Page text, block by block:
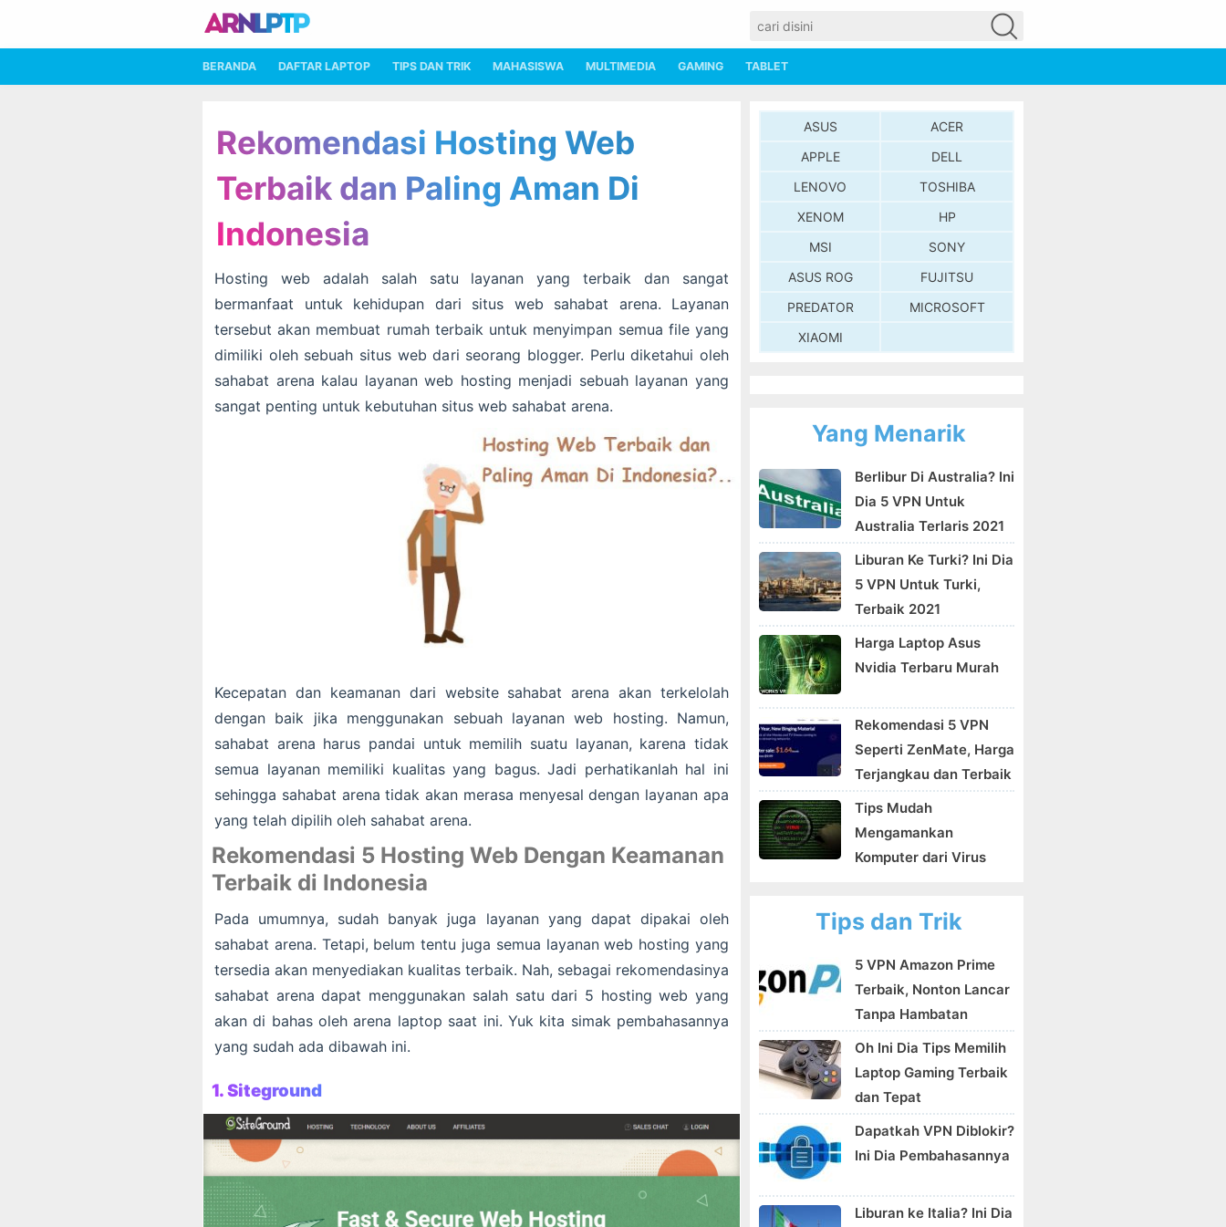
BERANDA DAFTAR LAPTOP TIPS DAN TRIK MAHASISWA MULTIMEDIA GAMING TABLET
Rekomendasi Hosting Web
Terbaik dan Paling Aman Di
Indonesia
Hosting web adalah salah satu layanan yang terbaik dan sangat
bermanfaat untuk kehidupan dari situs web sahabat arena. Layanan
tersebut akan membuat rumah terbaik untuk menyimpan semua file yang
dimiliki oleh sebuah situs web dari seorang blogger. Perlu diketahui oleh
sahabat arena kalau layanan web hosting menjadi sebuah layanan yang
sangat penting untuk kebutuhan situs web sahabat arena.
Kecepatan dan keamanan dari website sahabat arena akan terkelolah
dengan baik jika menggunakan sebuah layanan web hosting. Namun,
sahabat arena harus pandai untuk memilih suatu layanan, karena tidak
semua layanan memiliki kualitas yang bagus. Jadi perhatikanlah hal ini
sehingga sahabat arena tidak akan merasa menyesal dengan layanan apa
yang telah dipilih oleh sahabat arena.
Rekomendasi 5 Hosting Web Dengan Keamanan
Terbaik di Indonesia
Pada umumnya, sudah banyak juga layanan yang dapat dipakai oleh
sahabat arena. Tetapi, belum tentu juga semua layanan web hosting yang
tersedia akan menyediakan kualitas terbaik. Nah, sebagai rekomendasinya
sahabat arena dapat menggunakan salah satu dari 5 hosting web yang
akan di bahas oleh arena laptop saat ini. Yuk kita simak pembahasannya
yang sudah ada dibawah ini.
1. Siteground
ASUS
ACER
APPLE
DELL
LENOVO
TOSHIBA
XENOM
HP
MSI
SONY
ASUS ROG
FUJITSU
PREDATOR
MICROSOFT
XIAOMI
Yang Menarik
Berlibur Di Australia? Ini
Dia 5 VPN Untuk
Australia Terlaris 2021
Liburan Ke Turki? Ini Dia
5 VPN Untuk Turki,
Terbaik 2021
Harga Laptop Asus
Nvidia Terbaru Murah
Rekomendasi 5 VPN
Seperti ZenMate, Harga
Terjangkau dan Terbaik
Tips Mudah
Mengamankan
Komputer dari Virus
Tips dan Trik
5 VPN Amazon Prime
Terbaik, Nonton Lancar
Tanpa Hambatan
Oh Ini Dia Tips Memilih
Laptop Gaming Terbaik
dan Tepat
Dapatkah VPN Diblokir?
Ini Dia Pembahasannya
Liburan ke Italia? Ini Dia